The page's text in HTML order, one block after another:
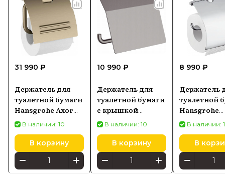
31 990 ₽
Держатель для
туалетной бумаги
Hansgrohe Axor
Montreux
42036820
В наличии: 10
В корзину
10 990 ₽
Держатель для
туалетной бумаги
с крышкой
Hansgrohe
AddStoris, черный
хром матовый
41753340
В наличии: 10
В корзину
8 990 ₽
Держатель
туалетной
Hansgrohe
40523000
В наличии:
В